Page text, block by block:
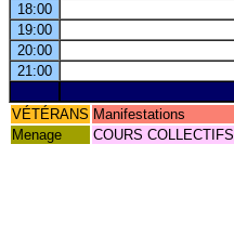
18:00
19:00
20:00
21:00
VÉTÉRANS Manifestations
Menage
COURS COLLECTIFS